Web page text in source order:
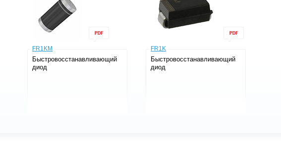
FR1KM
Быстровосстанавливающий
диод
FR1K
Быстровосстанавливающий
диод